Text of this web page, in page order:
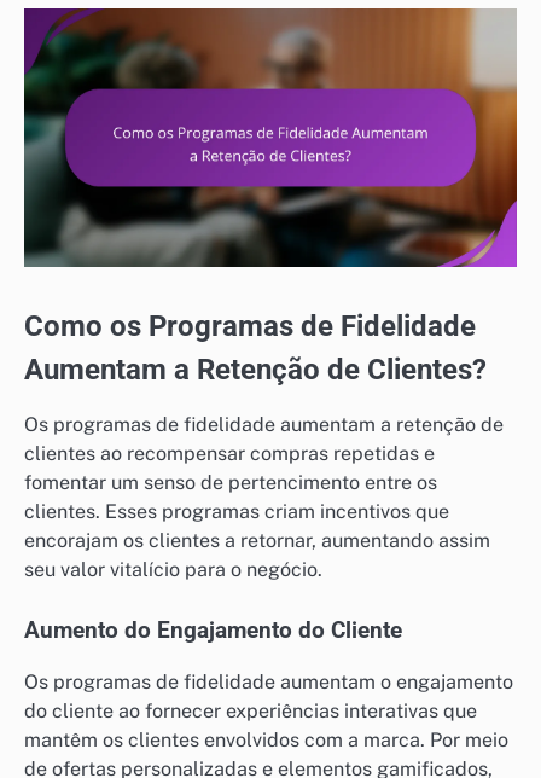
Como os Programas de Fidelidade
Aumentam a Retenção de Clientes?
Os programas de fidelidade aumentam a retenção de
clientes ao recompensar compras repetidas e
fomentar um senso de pertencimento entre os
clientes. Esses programas criam incentivos que
encorajam os clientes a retornar, aumentando assim
seu valor vitalício para o negócio.
Aumento do Engajamento do Cliente
Os programas de fidelidade aumentam o engajamento
do cliente ao fornecer experiências interativas que
mantêm os clientes envolvidos com a marca. Por meio
de ofertas personalizadas e elementos gamificados,